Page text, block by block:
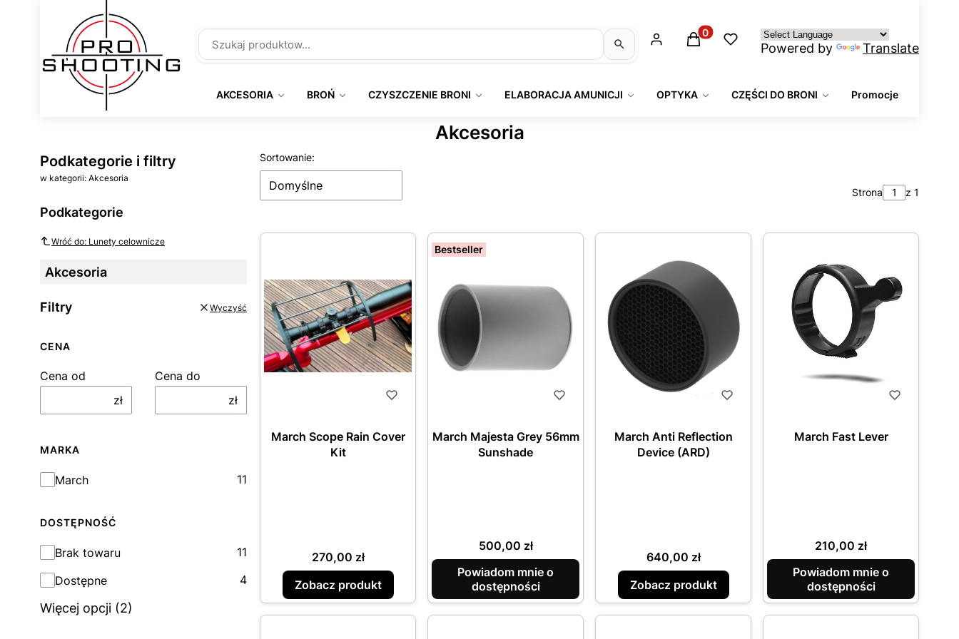
Produkty w koszyku: 0. Zobacz szczegóły
Powered by Translate
AKCESORIA BROŃ CZYSZCZENIE BRONI ELABORACJA AMUNICJI OPTYKA CZĘŚCI DO BRONI Promocje
Akcesoria
Podkategorie i filtry
w kategorii: Akcesoria
Podkategorie
Wróć do: Lunety celownicze
Akcesoria
Filtry Wyczyść
CENA
Cena od
zł
Cena do
zł
MARKA
Marka
March 11
DOSTĘPNOŚĆ
Dostępność
Brak towaru
11
Dostępne
4
Więcej opcji (2)
Lista produktów
Sortowanie:
Domyślne Strona z 1
March Scope Rain Cover
Kit
Cena
270,00 zł
Zobacz produkt
Bestseller
March Majesta Grey 56mm
Sunshade
Cena
500,00 zł
Powiadom mnie o
dostępności
March Anti Reflection
Device (ARD)
Cena
640,00 zł
Zobacz produkt
March Fast Lever
Cena
210,00 zł
Powiadom mnie o
dostępności